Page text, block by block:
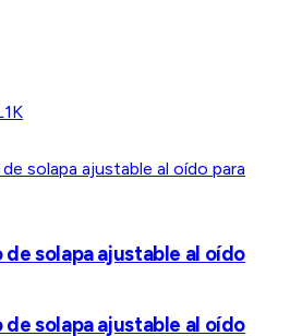
solapa ajustable al oído
solapa ajustable al oído